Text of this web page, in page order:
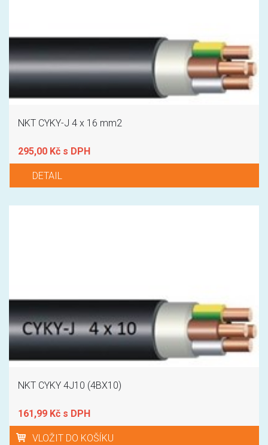
NKT CYKY-J 4 x 16 mm2
295,00 Kč s DPH
DETAIL
NKT CYKY 4J10 (4BX10)
161,99 Kč s DPH
VLOŽIT DO KOŠÍKU